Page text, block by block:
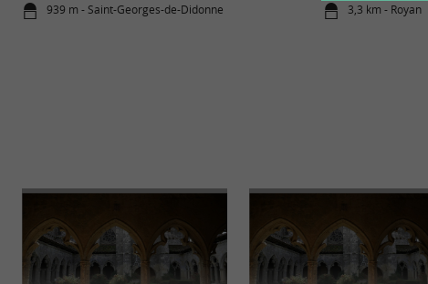
939 m - Saint-Georges-de-Didonne 3,3 km - Royan